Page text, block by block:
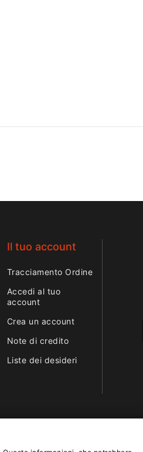
Il tuo account
Tracciamento Ordine
Accedi al tuo
account
Crea un account
Note di credito
Liste dei desideri